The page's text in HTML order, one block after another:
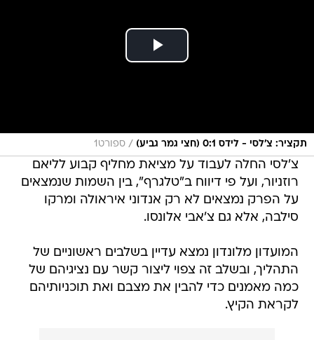
תקציר: צ'לסי - לידס 0:1 (חצי גמר גביע) / ספורט1
צ'לסי החלה לעבוד על מציאת מחליף קבוע לליאם
רוזניור, ועל פי דיווח ב"טלגרף", בין השמות שנמצאים
על הפרק נמצאים לא רק אנדוני איראולה ומרקו
סילבה, אלא גם צ'אבי אלונסו.
המועדון מלונדון נמצא עדיין בשלבים ראשוניים של
התהליך, ובשלב זה צפוי ליצור קשר עם נציגיהם של
כמה מאמנים כדי להבין את מצבם ואת תוכניותיהם
לקראת הקיץ.